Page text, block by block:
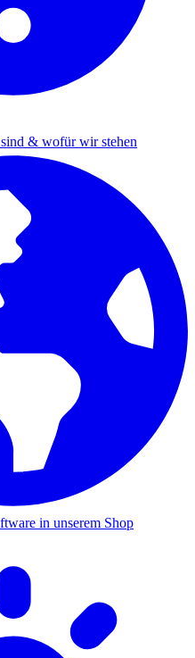
& wofür wir stehen
in unserem Shop